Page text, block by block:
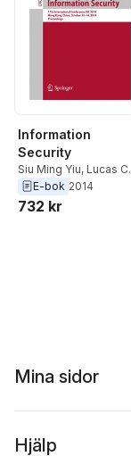
Information
Security
Siu Ming Yiu, Lucas
Hui,Jan Camenisch
Sherman S.M. Chow
E-bok 2014
732 kr
Mina sidor
Hjälp